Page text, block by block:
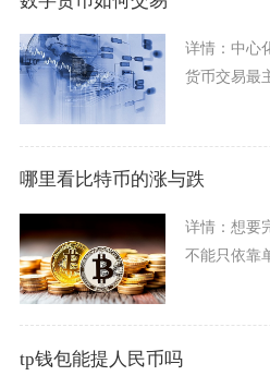
详情： 中心
货币交易最
哪里看比特币的涨与跌
详情： 想要
不能只依靠
tp钱包能提人民币吗